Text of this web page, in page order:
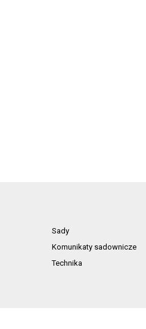
Sady
Komunikaty sadownicze
Technika